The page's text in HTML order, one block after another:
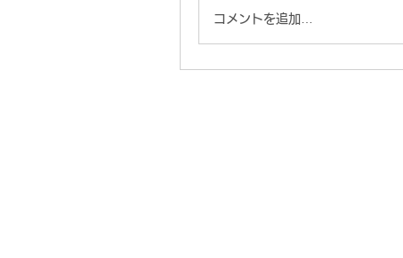
コメントを追加…